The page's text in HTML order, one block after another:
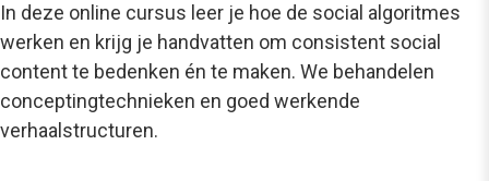
In deze online cursus leer je hoe de social algoritmes
werken en krijg je handvatten om consistent social
content te bedenken én te maken. We behandelen
conceptingtechnieken en goed werkende
verhaalstructuren.